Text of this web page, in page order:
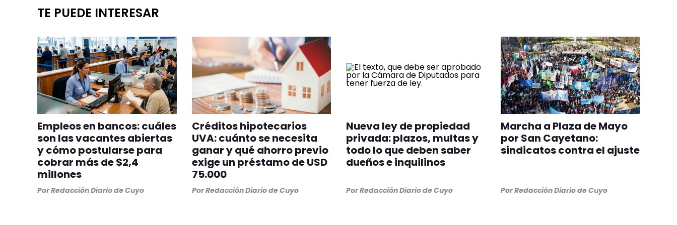
TE PUEDE INTERESAR
Empleos en bancos: cuáles
son las vacantes abiertas
y cómo postularse para
cobrar más de $2,4
millones
PorRedacción Diario de Cuyo
Créditos hipotecarios
UVA: cuánto se necesita
ganar y qué ahorro previo
exige un préstamo de USD
75.000
PorRedacción Diario de Cuyo
Nueva ley de propiedad
privada: plazos, multas y
todo lo que deben saber
dueños e inquilinos
PorRedacción Diario de Cuyo
Marcha a Plaza de Mayo
por San Cayetano:
sindicatos contra el ajuste
PorRedacción Diario de Cuyo